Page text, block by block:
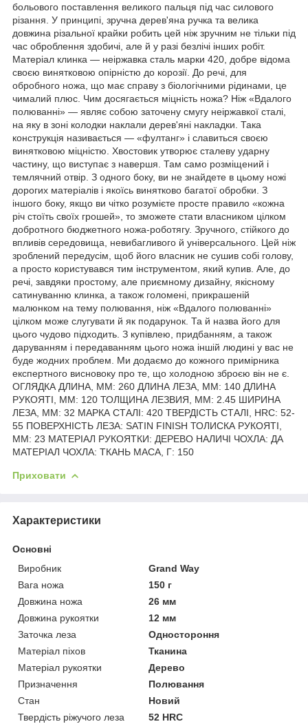
больового поставлення великого пальця під час силового
різання. У принципі, зручна дерев'яна ручка та велика
довжина різальної крайки робить цей ніж зручним не тільки під
час оброблення здобичі, але й у разі безлічі інших робіт.
Матеріал клинка — неіржавка сталь марки 420, добре відома
своєю винятковою опірністю до корозії. До речі, для
обробного ножа, що має справу з біологічними рідинами, це
чималий плюс. Чим досягається міцність ножа? Ніж «Вдалого
полюванні» — являє собою заточену смугу неіржавкої сталі,
на яку в зоні колодки наклали дерев'яні накладки. Така
конструкція називається — «фултанг» і славиться своєю
винятковою міцністю. Хвостовик утворює сталеву ударну
частину, що виступає з навершя. Там само розміщений і
темлячний отвір. З одного боку, ви не знайдете в цьому ножі
дорогих матеріалів і якоїсь винятково багатої обробки. З
іншого боку, якщо ви чітко розумієте просте правило «кожна
річ стоїть своїх грошей», то зможете стати власником цілком
добротного бюджетного ножа-роботягу. Зручного, стійкого до
впливів середовища, невибагливого й універсального. Цей ніж
зроблений передусім, щоб його власник не сушив собі голову,
а просто користувався тим інструментом, який купив. Але, до
речі, завдяки простому, але приємному дизайну, якісному
сатинуванню клинка, а також голомені, прикрашеній
малюнком на тему полювання, ніж «Вдалого полюванні»
цілком може слугувати й як подарунок. Та й назва його для
цього чудово підходить. З купівлею, придбанням, а також
даруванням і передаванням цього ножа іншій людині у вас не
буде жодних проблем. Ми додаємо до кожного примірника
експертного висновоку про те, що холодною зброєю він не є.
ОГЛЯДКА ДЛИНА, ММ: 260 ДЛИНА ЛЕЗА, ММ: 140 ДЛИНА
РУКОЯТІ, ММ: 120 ТОЛЩИНА ЛЕЗВИЯ, ММ: 2.45 ШИРИНА
ЛЕЗА, ММ: 32 МАРКА СТАЛІ: 420 ТВЕРДІСТЬ СТАЛІ, HRC: 52-
55 ПОВЕРХНІСТЬ ЛЕЗА: SATIN FINISH ТОЛИСКА РУКОЯТІ,
ММ: 23 МАТЕРІАЛ РУКОЯТКИ: ДЕРЕВО НАЛИЧІ ЧОХЛА: ДА
МАТЕРІАЛ ЧОХЛА: ТКАНЬ МАСА, Г: 150
Приховати
Характеристики
Основні
Виробник
Grand Way
Вага ножа
150 г
Довжина ножа
26 мм
Довжина рукоятки
12 мм
Заточка леза
Одностороння
Матеріал піхов
Тканина
Матеріал рукоятки
Дерево
Призначення
Полювання
Стан
Новий
Твердість ріжучого леза
52 HRC